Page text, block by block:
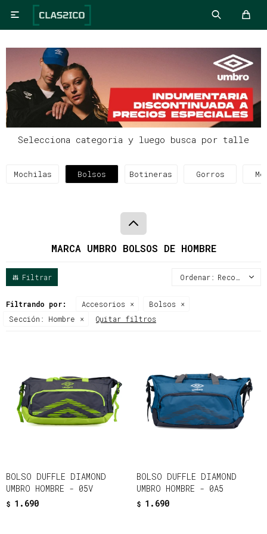

Selecciona categoria y luego busca por talle
Mochilas Bolsos Botineras Gorros
MARCA UMBRO BOLSOS DE HOMBRE
Recomendados
Filtrando por: Accesorios
Bolsos
Sección:
Hombre Quitar filtros
BOLSO DUFFLE DIAMOND
UMBRO HOMBRE - 05V
$ 1.690
BOLSO DUFFLE DIAMOND
UMBRO HOMBRE - 0A5
$ 1.690